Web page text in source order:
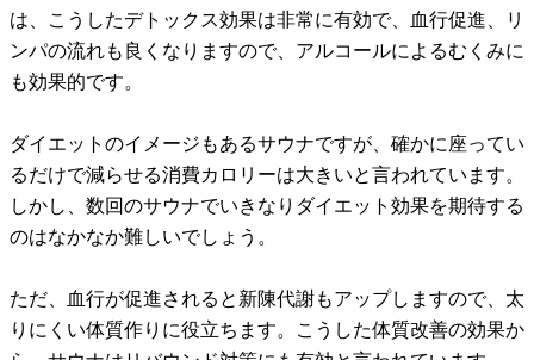
は、こうしたデトックス効果は非常に有効で、血行促進、リ
ンパの流れも良くなりますので、アルコールによるむくみに
も効果的です。
ダイエットのイメージもあるサウナですが、確かに座ってい
るだけで減らせる消費カロリーは大きいと言われています。
しかし、数回のサウナでいきなりダイエット効果を期待する
のはなかなか難しいでしょう。
ただ、血行が促進されると新陳代謝もアップしますので、太
りにくい体質作りに役立ちます。こうした体質改善の効果か